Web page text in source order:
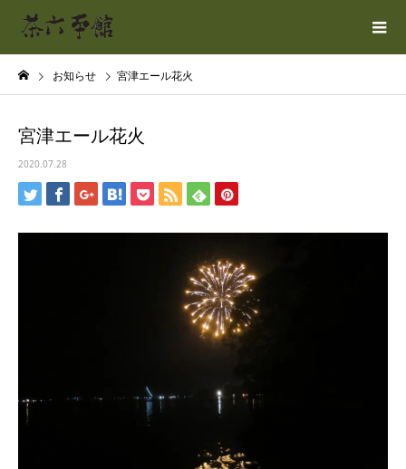
お知らせ 宮津エール花火
宮津エール花火
2020.07.28